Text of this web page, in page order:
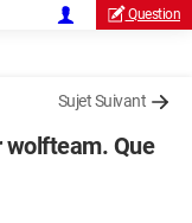
Question
Sujet Suivant
wolfteam. Que